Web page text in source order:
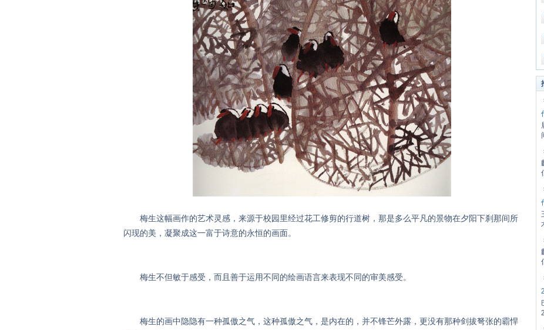
梅生这幅画作的艺术灵感，来源于校园里经过花工修剪的行道树，那是多么平凡的景物在夕阳下刹那间所
闪现的美，凝聚成这一富于诗意的永恒的画面。
梅生不但敏于感受，而且善于运用不同的绘画语言来表现不同的审美感受。
梅生的画中隐隐有一种孤傲之气，这种孤傲之气，是内在的，并不锋芒外露，更没有那种剑拔弩张的霸悍